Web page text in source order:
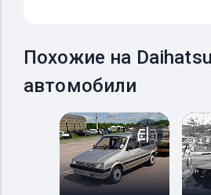
Похожие на
автомобили